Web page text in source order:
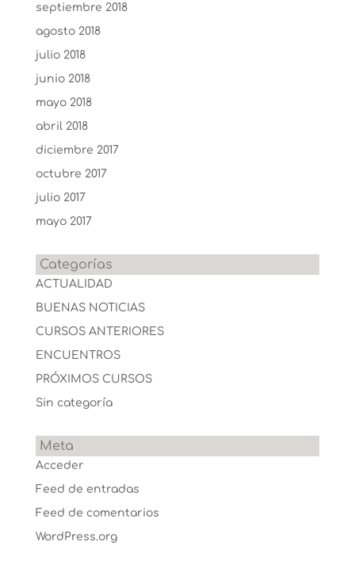
septiembre 2018
agosto 2018
julio 2018
junio 2018
mayo 2018
abril 2018
diciembre 2017
octubre 2017
julio 2017
mayo 2017
Categorías
ACTUALIDAD
BUENAS NOTICIAS
CURSOS ANTERIORES
ENCUENTROS
PRÓXIMOS CURSOS
Sin categoría
Meta
Acceder
Feed de entradas
Feed de comentarios
WordPress.org